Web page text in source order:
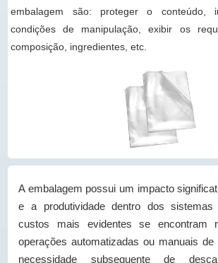
embalagem são: proteger o conteúdo,
condições de manipulação, exibir os
composição, ingredientes, etc.
A embalagem possui um impacto
e a produtividade dentro dos sistemas
custos mais evidentes se encontram
operações automatizadas ou manuais
necessidade subsequente de